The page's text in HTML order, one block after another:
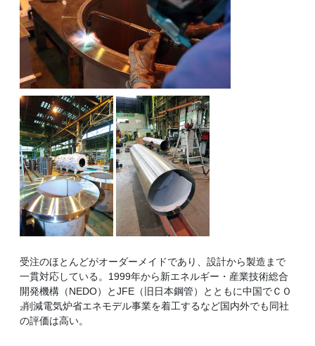
受注のほとんどがオーダーメイドであり、設計から製造まで
一貫対応している。1999年から新エネルギー・産業技術総合
開発機構（NEDO）とJFE（旧日本鋼管）とともに中国でＣＯ
₂削減電気炉省エネモデル事業を着工するなど国内外でも同社
の評価は高い。